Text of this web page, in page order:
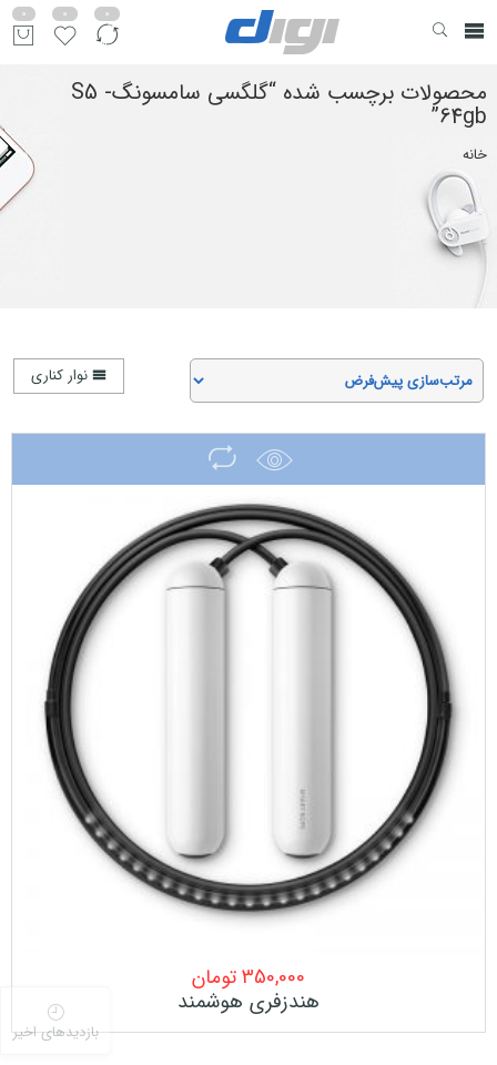
0
0
0
محصولات برچسب شده “گلگسی سامسونگS5 -
64gb”
خانه
نوار کناری
350,000تومان
هندزفری هوشمند
بازدیدهای اخیر